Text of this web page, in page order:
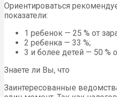
Ориентироваться
показатели:
1 ребенок — 25 % от
2 ребенка — 33 %;
3 и более детей — 50 %
Знаете ли Вы, что
Заинтересованные